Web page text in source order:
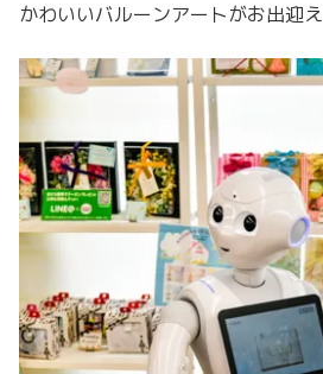
かわいいバルーンアートがお出迎え